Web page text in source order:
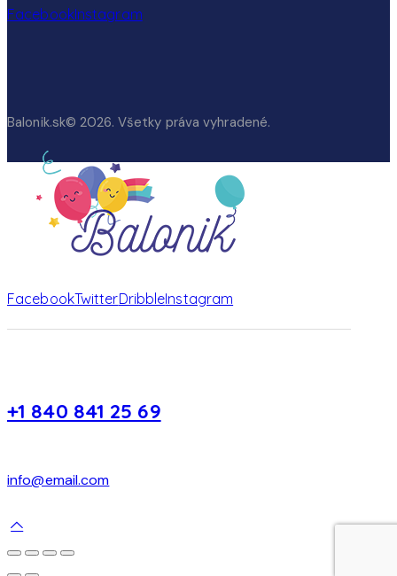
FacebookInstagram
Balonik.sk© 2026. Všetky práva vyhradené.
FacebookTwitterDribbleInstagram
+1 840 841 25 69
info@email.com